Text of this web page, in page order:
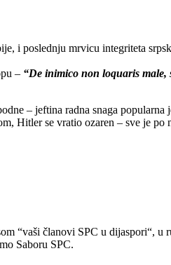
i poslednju mrvicu integriteta
– “De inimico non loquaris male,
– jeftina radna snaga popularna
Hitler se vratio ozaren – sve je po
“vaši članovi SPC u dijaspori“, u
Saboru SPC.